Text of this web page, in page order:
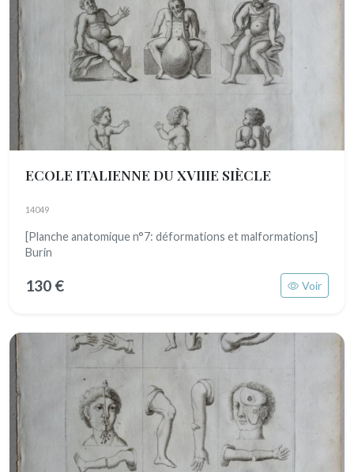
ECOLE ITALIENNE DU XVIIIE SIÈCLE
14049
[Planche anatomique n°7: déformations et malformations]
Burin
130 € Voir